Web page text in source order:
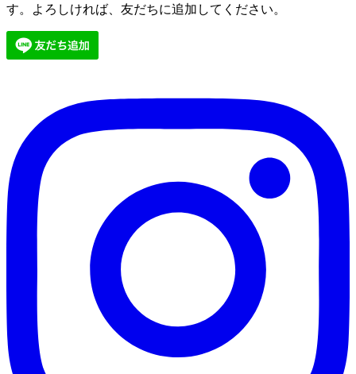
す。よろしければ、友だちに追加してください。